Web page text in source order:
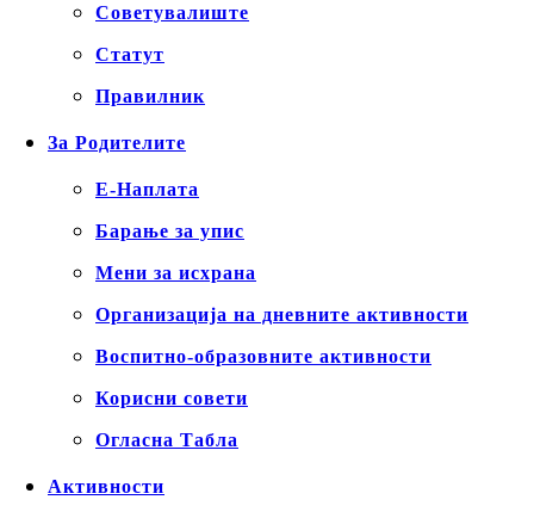
Советувалиште
Статут
Правилник
За Родителите
Е-Наплата
Барање за упис
Мени за исхрана
Организација на дневните активности
Воспитно-образовните активности
Корисни совети
Огласна Табла
Активности